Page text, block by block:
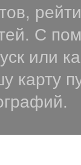
С
или
карту